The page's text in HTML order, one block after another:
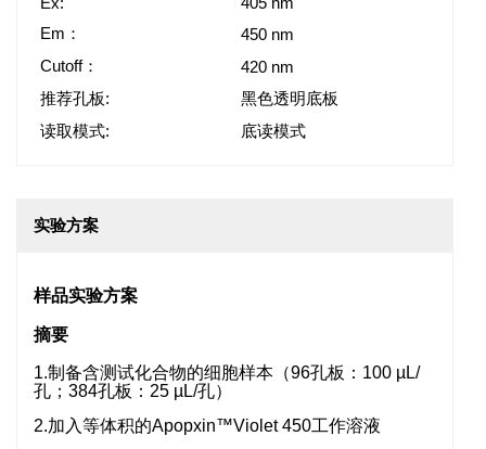
Em：
450 nm
Cutoff：
420 nm
推荐孔板:
黑色透明底板
读取模式:
底读模式
实验方案
样品实验方案
摘要
1.制备含测试化合物的细胞样本（96孔板：100 µL/
孔；384孔板：25 µL/孔）
2.加入等体积的Apopxin™Violet 450工作溶液